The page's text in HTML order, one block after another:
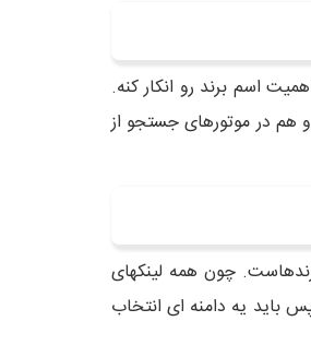
اسم برند رو انکار کنه.
و هم در موتورهای جستجو از
چون همه لینکهای
باید یه دامنه ای انتخاب